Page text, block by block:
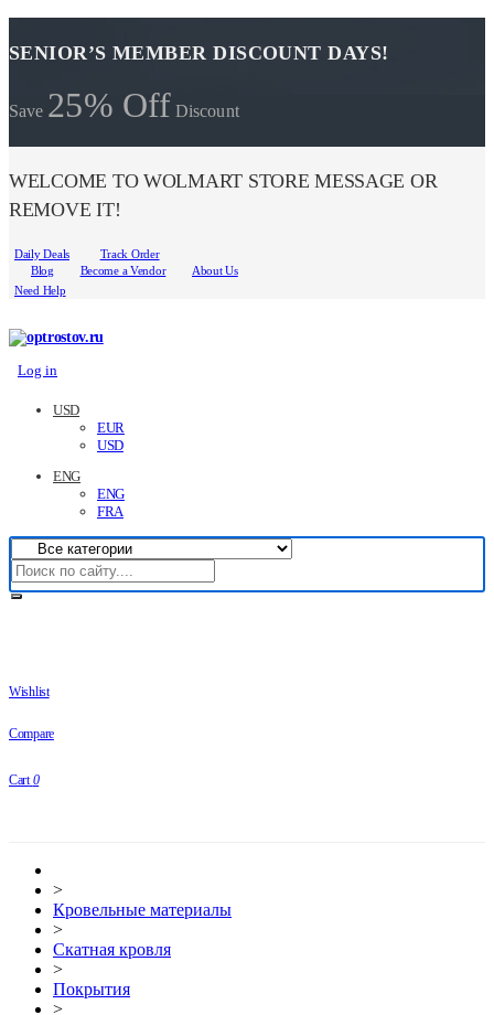
SENIOR’S MEMBER DISCOUNT DAYS!
Save 25% Off Discount
WELCOME TO WOLMART STORE MESSAGE OR
REMOVE IT!
Daily Deals
Track Order
Blog
Become a Vendor
About Us
Need Help
Log in
USD
EUR
USD
ENG
ENG
FRA
Wishlist
Compare
Cart 0
>
Кровельные материалы
>
Скатная кровля
>
Покрытия
>